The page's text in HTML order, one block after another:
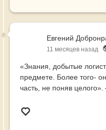
Евгений
11 месяцев назад
«Знания, добытые
предмете. Более того-
часть, не поняв